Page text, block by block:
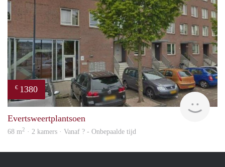
€ 1380
Evertsweertplantsoen
68 m2 · 2 kamers · Vanaf ? - Onbepaalde tijd